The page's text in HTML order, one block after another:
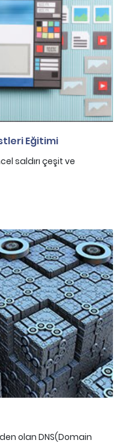
Eğitimi
saldırı çeşit ve
olan DNS(Domain